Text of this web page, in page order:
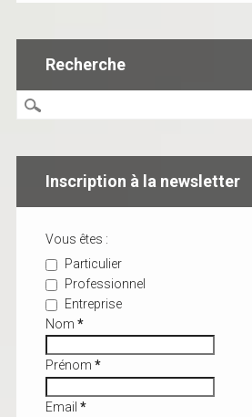
Recherche
Inscription à la newsletter
Vous êtes :
Particulier
Professionnel
Entreprise
Nom *
Prénom *
Email *